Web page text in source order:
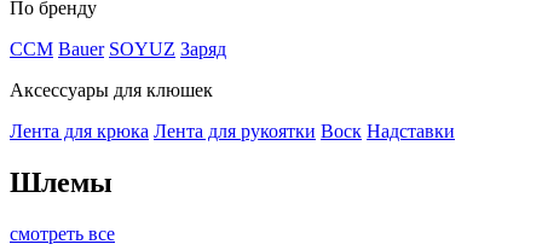
По бренду
CCM Bauer SOYUZ Заряд
Аксессуары для клюшек
Лента для крюка Лента для рукоятки Воск Надставки
Шлемы
смотреть все